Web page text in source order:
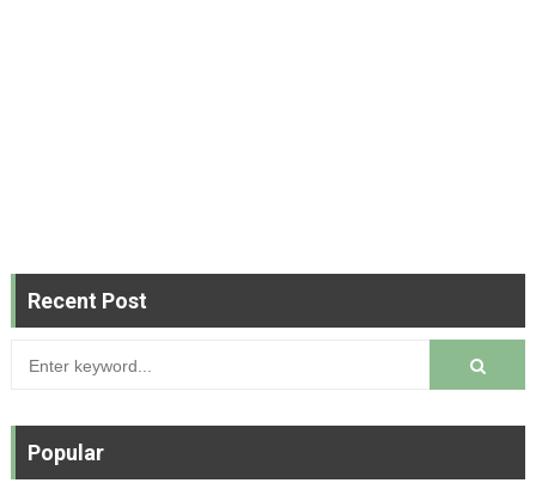
Recent Post
Popular